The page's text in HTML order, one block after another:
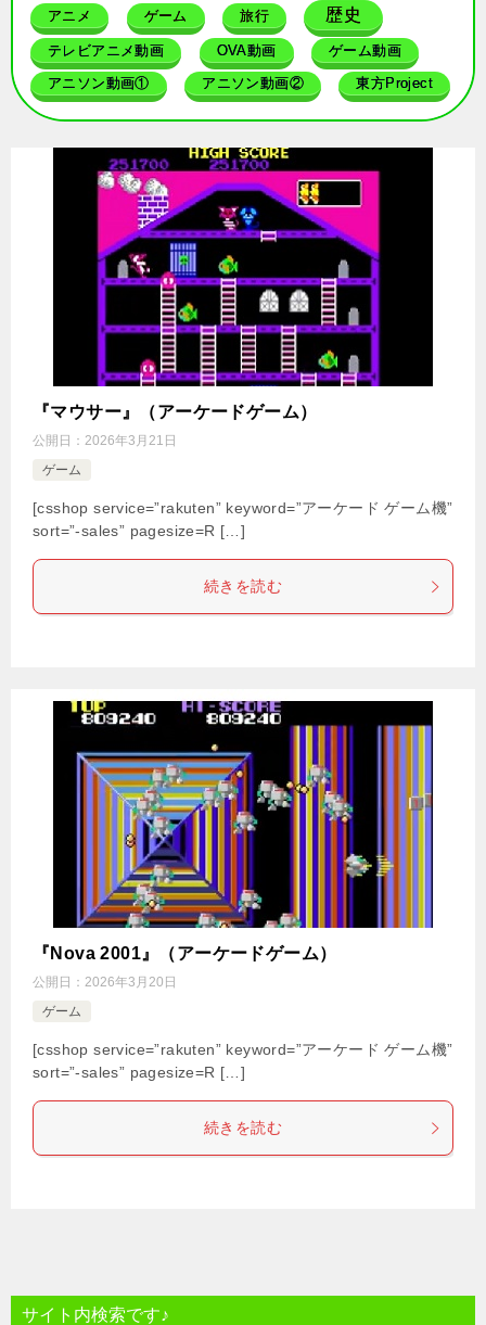
アニメ ゲーム 旅行 歴史
テレビアニメ動画 OVA動画 ゲーム動画
アニソン動画① アニソン動画② 東方Project
『マウサー』（アーケードゲーム）
公開日： 2026年3月21日
ゲーム
[csshop service=”rakuten” keyword=”アーケード ゲーム機”
sort=”-sales” pagesize=R […]
続きを読む
『Nova 2001』（アーケードゲーム）
公開日： 2026年3月20日
ゲーム
[csshop service=”rakuten” keyword=”アーケード ゲーム機”
sort=”-sales” pagesize=R […]
続きを読む
サイト内検索です♪